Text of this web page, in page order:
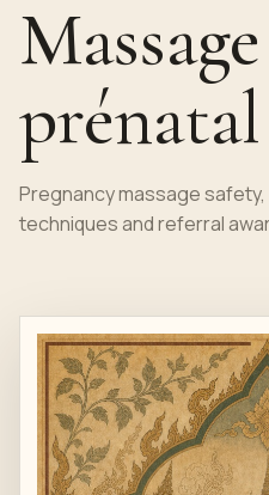
Massage
prénatal
Pregnancy massage
techniques and referral